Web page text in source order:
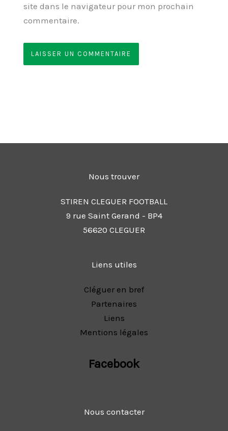
site dans le navigateur pour mon prochain
commentaire.
Nous trouver
STIREN CLEGUER FOOTBALL
9 rue Saint Gerand - BP4
56620 CLEGUER
Liens utiles
Cléguer en bref
Partenaires
Liens
Mentions légales
Facebook
Nous contacter